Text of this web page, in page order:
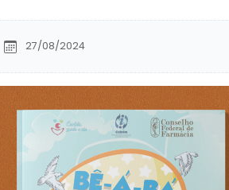
27/08/2024